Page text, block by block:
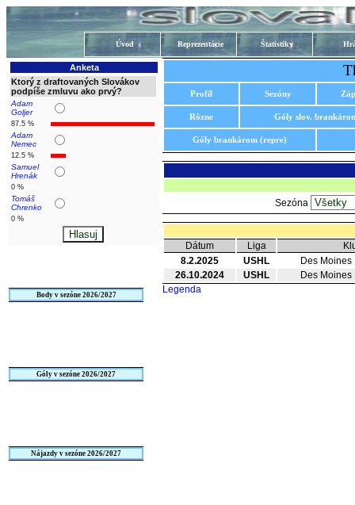
Úvod Reprezentácie Štatistiky
Anketa
Ktorý z draftovaných Slovákov
podpíše zmluvu ako prvý?
Adam
Goljer
87.5 %
Adam
Nemec
12.5 %
Samuel
Hrenák
0 %
Tomáš
Chrenko
0 %
Body v sezóne 2026/2027
Góly v sezóne 2026/2027
Nájazdy v sezóne 2026/2027
Profil Sezóny
Rôzne Góly slov.
Góly brankárom (repre)
Sezóna
Dátum Liga
8.2.2025
USHL
Des Moines
26.10.2024
USHL
Des Moines
Legenda